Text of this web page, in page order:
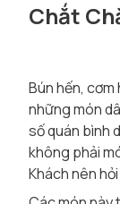
Chắt
Bún hến,
những món
số quán bình
không phải
Khách nên